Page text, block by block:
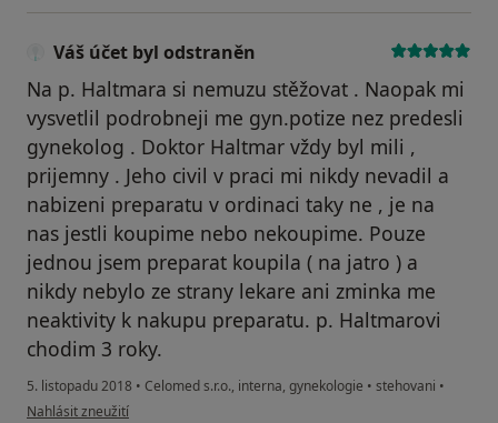
Váš účet byl odstraněn
Na p. Haltmara si nemuzu stěžovat . Naopak mi
vysvetlil podrobneji me gyn.potize nez predesli
gynekolog . Doktor Haltmar vždy byl mili ,
prijemny . Jeho civil v praci mi nikdy nevadil a
nabizeni preparatu v ordinaci taky ne , je na
nas jestli koupime nebo nekoupime. Pouze
jednou jsem preparat koupila ( na jatro ) a
nikdy nebylo ze strany lekare ani zminka me
neaktivity k nakupu preparatu. p. Haltmarovi
chodim 3 roky.
5. listopadu 2018 • Celomed s.r.o., interna, gynekologie • stehovani •
podle názoru uživatele Váš účet byl odstraněn
Nahlásit zneužití